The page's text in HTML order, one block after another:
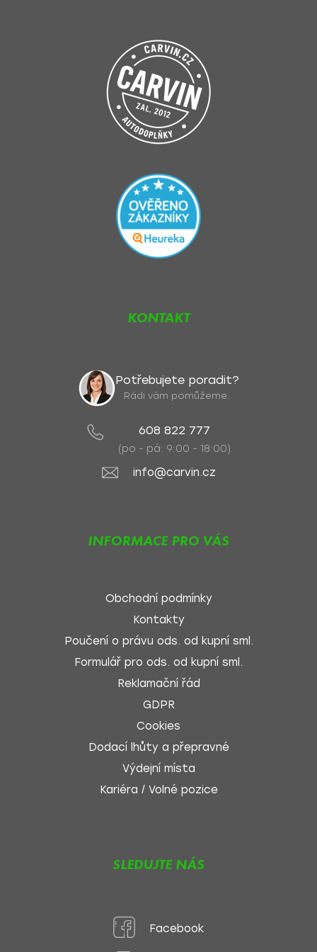
KONTAKT
Potřebujete poradit?
Rádi vám pomůžeme.
608 822 777
(po - pá: 9:00 - 18:00)
info@carvin.cz
INFORMACE PRO VÁS
Obchodní podmínky
Kontakty
Poučení o právu ods. od kupní sml.
Formulář pro ods. od kupní sml.
Reklamační řád
GDPR
Cookies
Dodací lhůty a přepravné
Výdejní místa
Kariéra / Volné pozice
SLEDUJTE NÁS
Facebook